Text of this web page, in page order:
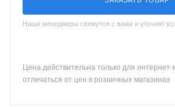
Наши менеджеры свяжутся с вами и уточнят
Цена действительна только для
отличаться от цен в розничных магазинах